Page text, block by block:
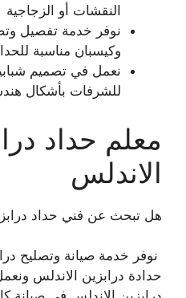
النقشات أو الزجاجية
نوفر خدمة تفصيل
وكيسبان مناسبة
نعمل في تصميم
للشرفات بأشكال
معلم حداد
الاندلس
هل تبحث عن فني حداد
نوفر خدمة صيانة وتصليح
حدادة درابزين الاندلس